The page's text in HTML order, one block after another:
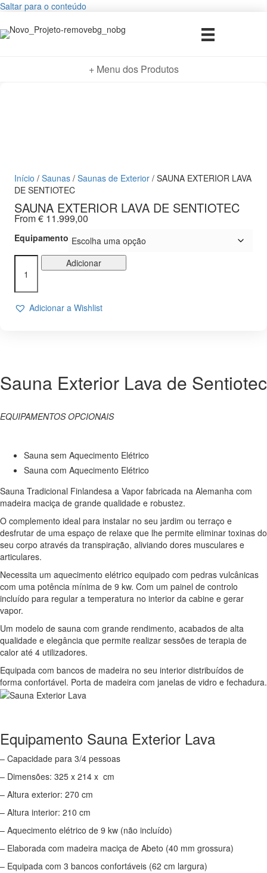
Saltar para o conteúdo
+ Menu dos Produtos
Início / Saunas / Saunas de Exterior / SAUNA EXTERIOR LAVA
DE SENTIOTEC
SAUNA EXTERIOR LAVA DE SENTIOTEC
From€ 11.999,00
Equipamento
Quantidade
EXTERIOR
LAVA
Adicionar
Adicionar a Wishlist
Sauna Exterior Lava de Sentiotec
EQUIPAMENTOS OPCIONAIS
Sauna sem Aquecimento Elétrico
Sauna com Aquecimento Elétrico
Sauna Tradicional Finlandesa a Vapor fabricada na Alemanha com
madeira maciça de grande qualidade e robustez.
O complemento ideal para instalar no seu jardim ou terraço e
desfrutar de uma espaço de relaxe que lhe permite eliminar toxinas do
seu corpo através da transpiração, aliviando dores musculares e
articulares.
Necessita um aquecimento elétrico equipado com pedras vulcânicas
com uma potência mínima de 9 kw. Com um painel de controlo
incluído para regular a temperatura no interior da cabine e gerar
vapor.
Um modelo de sauna com grande rendimento, acabados de alta
qualidade e elegância que permite realizar sessões de terapia de
calor até 4 utilizadores.
Equipada com bancos de madeira no seu interior distribuídos de
forma confortável. Porta de madeira com janelas de vidro e fechadura.
Equipamento Sauna Exterior Lava
– Capacidade para 3/4 pessoas
– Dimensões: 325 x 214 x cm
– Altura exterior: 270 cm
– Altura interior: 210 cm
– Aquecimento elétrico de 9 kw (não incluído)
– Elaborada com madeira maciça de Abeto (40 mm grossura)
– Equipada com 3 bancos confortáveis (62 cm largura)